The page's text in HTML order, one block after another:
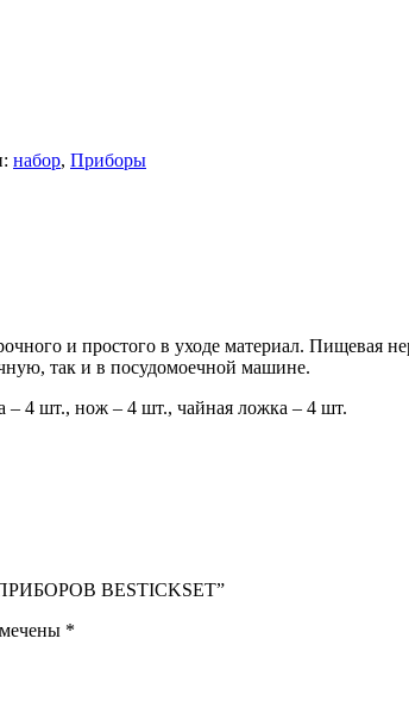
набор, Приборы
и простого в уходе материал. Пищевая
так и в посудомоечной машине.
– 4 шт., нож – 4 шт., чайная ложка – 4 шт.
BESTICKSET”
*